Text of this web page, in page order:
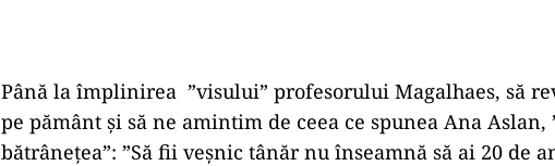
Până la împlinirea ”visului” profesorului Magalhaes, să
pe pământ și să ne amintim de ceea ce spunea Ana
bătrânețea”: ”Să fii veșnic tânăr nu înseamnă să ai 20 de